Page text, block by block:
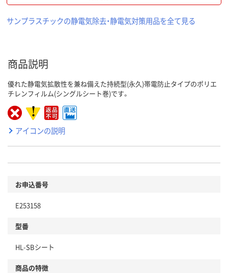
サンプラスチックの静電気除去・静電気対策用品を全て見る
商品説明
優れた静電気拡散性を兼ね備えた持続型(永久)帯電防止タイプのポリエ
チレンフィルム(シングルシート巻)です。
アイコンの説明
お申込番号
E253158
型番
HL-SBシート
商品の特徴